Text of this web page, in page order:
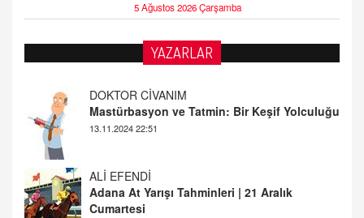
5 Ağustos 2026 Çarşamba
YAZARLAR
ALİ EFENDİ
Adana At Yarışı Tahminleri | 21 Aralık
Cumartesi
TUTKUNUN PERİSİ
Sağlıklı Bir Cinsel Yaşam ile İlgili Bilinmesi
Gerekenler